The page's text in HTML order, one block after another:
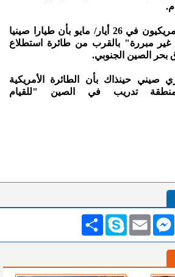
فقد صرح عسكريون أمريكيون في 26 أيار/ مايو بأن طيارا صينيا
غير مبررة" بالقرب من طائرة استطلاع
بحر الصين الجنوبي.
حينذاك بأن الطائرة الأمريكية
تدريب في الصين "للقيام
انشر Skype Email
Messenger